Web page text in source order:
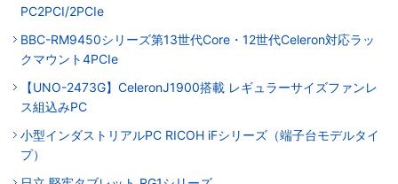
PC2PCI/2PCIe
BBC-RM9450シリーズ第13世代Core・12世代Celeron対応ラッ
クマウント4PCIe
【UNO-2473G】CeleronJ1900搭載 レギュラーサイズファンレ
ス組込みPC
小型インダストリアルPC RICOH iFシリーズ（端子台モデルタイ
プ）